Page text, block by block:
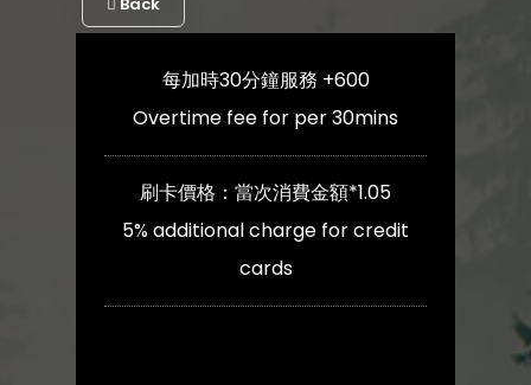
每加時30分鐘服務 +600
Overtime fee for per 30mins
刷卡價格：當次消費金額*1.05
5% additional charge for credit
cards